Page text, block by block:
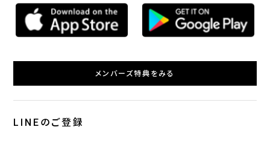
メンバーズ特典をみる
LINEのご登録